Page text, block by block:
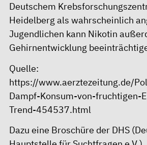
Deutschem
Heidelberg als wahrscheinlich
Jugendlichen kann Nikotin
Gehirnentwicklung
Quelle:
https://www.aerztezeitung.de/
Dampf-Konsum-von-fruchtigen-
Trend-454537.html
Dazu eine Broschüre der DHS